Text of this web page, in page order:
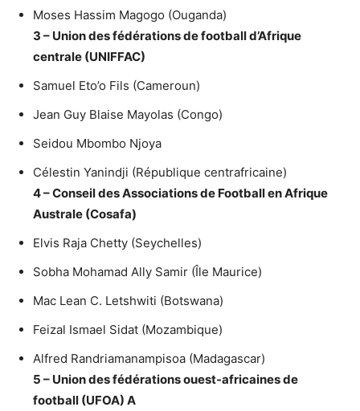
Moses Hassim Magogo (Ouganda)
3 – Union des fédérations de football d’Afrique
centrale (UNIFFAC)
Samuel Eto’o Fils (Cameroun)
Jean Guy Blaise Mayolas (Congo)
Seidou Mbombo Njoya
Célestin Yanindji (République centrafricaine)
4 – Conseil des Associations de Football en Afrique
Australe (Cosafa)
Elvis Raja Chetty (Seychelles)
Sobha Mohamad Ally Samir (Île Maurice)
Mac Lean C. Letshwiti (Botswana)
Feizal Ismael Sidat (Mozambique)
Alfred Randriamanampisoa (Madagascar)
5 – Union des fédérations ouest-africaines de
football (UFOA) A